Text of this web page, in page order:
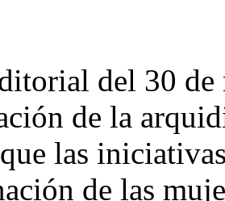
del 30
de la
las
de las